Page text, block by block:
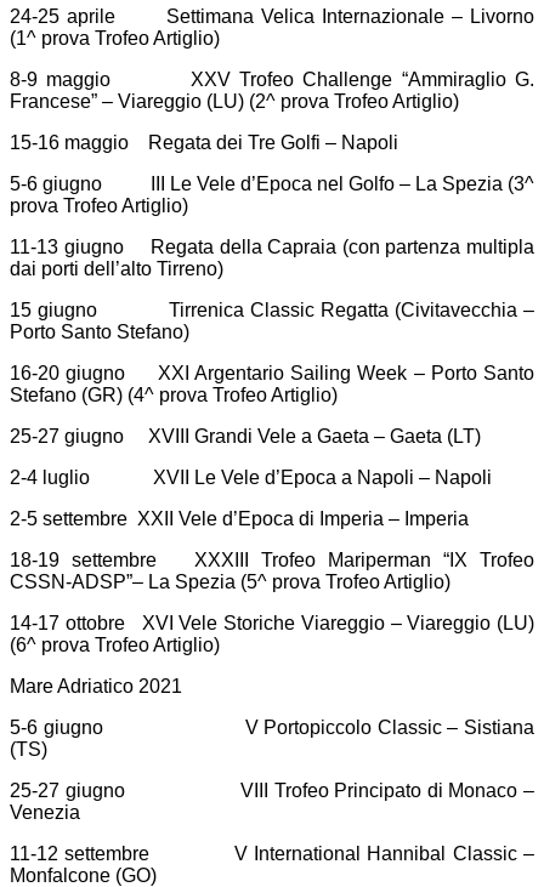
24-25 aprile Settimana Velica Internazionale – Livorno
(1^ prova Trofeo Artiglio)
8-9 maggio XXV Trofeo Challenge “Ammiraglio G.
Francese” – Viareggio (LU) (2^ prova Trofeo Artiglio)
15-16 maggio Regata dei Tre Golfi – Napoli
5-6 giugno III Le Vele d’Epoca nel Golfo – La Spezia (3^
prova Trofeo Artiglio)
11-13 giugno Regata della Capraia (con partenza multipla
dai porti dell’alto Tirreno)
15 giugno Tirrenica Classic Regatta (Civitavecchia –
Porto Santo Stefano)
16-20 giugno XXI Argentario Sailing Week – Porto Santo
Stefano (GR) (4^ prova Trofeo Artiglio)
25-27 giugno XVIII Grandi Vele a Gaeta – Gaeta (LT)
2-4 luglio XVII Le Vele d’Epoca a Napoli – Napoli
2-5 settembre XXII Vele d’Epoca di Imperia – Imperia
18-19 settembre XXXIII Trofeo Mariperman “IX Trofeo
CSSN-ADSP”– La Spezia (5^ prova Trofeo Artiglio)
14-17 ottobre XVI Vele Storiche Viareggio – Viareggio (LU)
(6^ prova Trofeo Artiglio)
Mare Adriatico 2021
5-6 giugno V Portopiccolo Classic – Sistiana
(TS)
25-27 giugno VIII Trofeo Principato di Monaco –
Venezia
11-12 settembre V International Hannibal Classic –
Monfalcone (GO)